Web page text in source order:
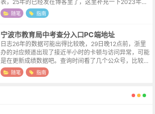
表，25年的已经发在博客里了，这里补充一下2023年与
2024年的。因为2026年宁波的中考总分为660，与前两
年相同，23年的数据其实...
随笔 指南
宁波市教育局中考查分入口PC端地址
日志26年的数据可能出得比较晚，29日晚12点前，浙里
办的对应频道出现了接近半小时的卡顿与访问异常，可能
是在更新成绩数据吧。查询时间看了几个公众号，比较统
一的说法是30日下午2点，希望查分网站到时候能坚挺一
点。查分方式浙里办APP -...
随笔 指南